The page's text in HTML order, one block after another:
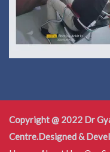
Copyright @ 2022 Dr
Centre.Designed &